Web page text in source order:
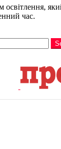
освітлення,
час.